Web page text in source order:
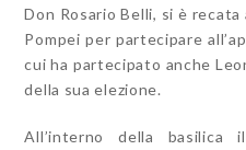
Don Rosario Belli, si è
Pompei per partecipare
cui ha partecipato anche
della sua elezione.
All’interno della